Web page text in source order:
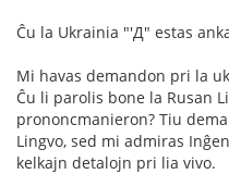
Ĉu la Ukrainia "'Д" estas
Mi havas demandon pri la
Ĉu li parolis bone la Rusan
prononcmanieron? Tiu
Lingvo, sed mi admiras
kelkajn detalojn pri lia vivo.